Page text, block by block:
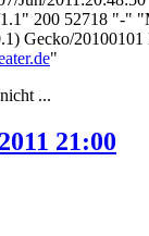
200 52718 "-"
Gecko/
"
...
21:00